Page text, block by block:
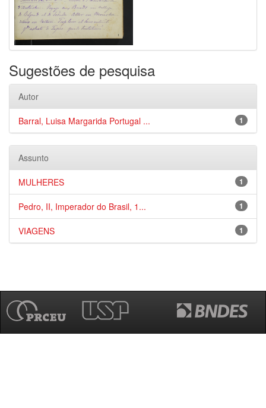
Sugestões de pesquisa
Autor
1
Barral, Luisa Margarida Portugal ...
Assunto
1
MULHERES
1
Pedro, II, Imperador do Brasil, 1...
1
VIAGENS